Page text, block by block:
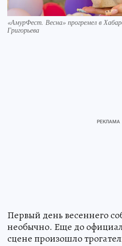
«АмурФест. Весна» прогремел в
Григорьева
Первый день весеннего
необычно. Еще до
сцене произошло